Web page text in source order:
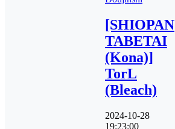
[SHIOPAN
TABETAI
(Kona)]
TorL
(Bleach)
2024-10-28
19:23:00